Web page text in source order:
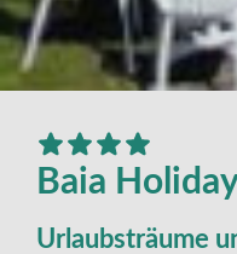
Baia
Urlaubsträume